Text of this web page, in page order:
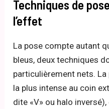
Techniques de
l’effet
La pose compte autant
bleus, deux techniques
particulièrement nets.
la plus intense au coin
dite «V» ou halo